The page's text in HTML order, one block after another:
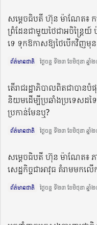
សម្តេចធិបតី ហ៊ុន ម៉ាណែត៖ ក
ព្រំដែនជាមួយថៃជាអចិន្រ្តៃយ៍ ប៉ុ
ទេ ទុកឱកាសឱ្យថៃបើកវិញមុន
ព័ត៌មានជាតិ ថ្ងៃចន្ទ ទី២៣ ខែមិថុនា ឆ្ន
តើរាជរដ្ឋាភិបាលពិតជាបានបំ
និយមដើម្បីប្រឆាំងប្រទេសដទ
ប្រកាន់មែនឬ?
ព័ត៌មានជាតិ ថ្ងៃចន្ទ ទី២៣ ខែមិថុនា ឆ្ន
សម្តេចធិបតី ហ៊ុន ម៉ាណែត៖ ភ
សេដ្ឋកិច្ចជាអាវុធ គំរាមមកលើ
ព័ត៌មានជាតិ ថ្ងៃចន្ទ ទី២៣ ខែមិថុនា ឆ្ន